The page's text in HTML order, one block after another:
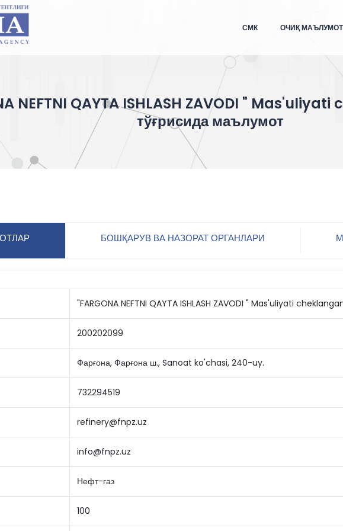
СМК ОЧИҚ
NEFTNI QAYTA ISHLASH ZAVODI "
тўғрисида маълумот
БОШҚАРУВ ВА НАЗОРАТ ОРГАНЛАРИ
"FARGONA NEFTNI QAYTA ISHLASH ZAVODI " Mas'uliyati
200202099
Фарғона, Фарғона ш., Sanoat ko'chasi, 240-uy.
732294519
refinery@fnpz.uz
info@fnpz.uz
Нефт-газ
100